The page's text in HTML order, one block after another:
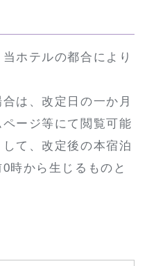
ホテルの都合により
は、改定日の一か月
ージ等にて閲覧可能
て、改定後の本宿泊
時から生じるものと